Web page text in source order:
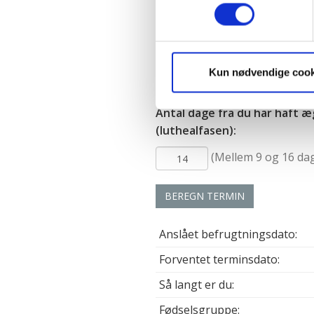
Dine valg anvendes på hele
Vi ønsker dit samtykke til,
hjemmeside ved at sikre
enhver tid trække dit
optimalt, hvis du ikke
og behandling af dine
Kun nødvendige
Antal dage i din cyklus:
Antal dage fra du har haft
(luthealfasen):
(Mellem 9 og 16
BEREGN TERMIN
Anslået befrugtningsdato:
Forventet terminsdato:
Så langt er du:
Fødselsgruppe: